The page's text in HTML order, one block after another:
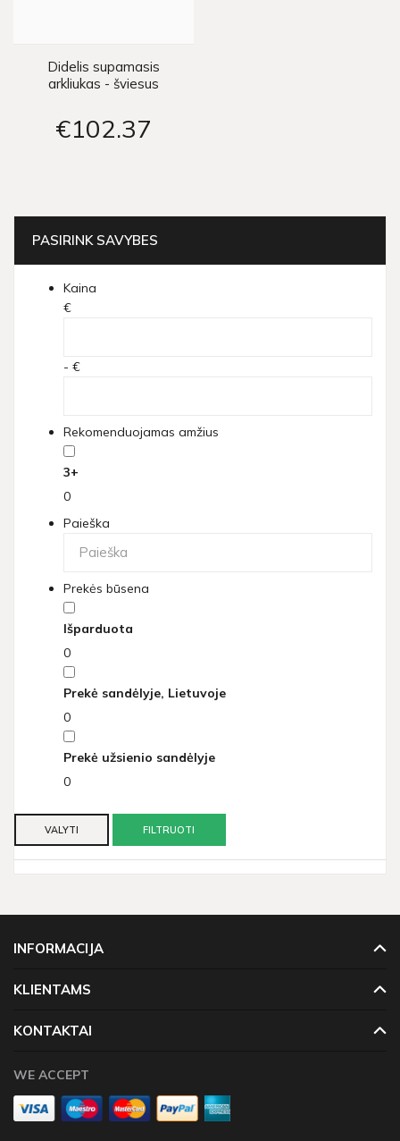
Didelis supamasis
arkliukas - šviesus
€102 37
PASIRINK SAVYBES
Kaina
€
- €
Rekomenduojamas amžius
3+
0
Paieška
Prekės būsena
Išparduota
0
Prekė sandėlyje, Lietuvoje
0
Prekė užsienio sandėlyje
0
VALYTI FILTRUOTI
INFORMACIJA
KLIENTAMS
KONTAKTAI
WE ACCEPT